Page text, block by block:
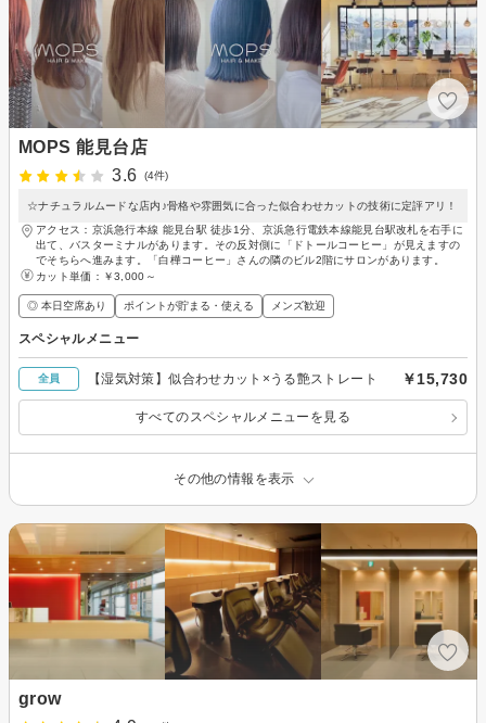
MOPS 能見台店
3.6
(4件)
☆ナチュラルムードな店内♪骨格や雰囲気に合った似合わせカットの技術に定評アリ！
アクセス：京浜急行本線 能見台駅 徒歩1分、京浜急行電鉄本線能見台駅改札を右手に
出て、バスターミナルがあります。その反対側に「ドトールコーヒー」が見えますの
でそちらへ進みます。「白樺コーヒー」さんの隣のビル2階にサロンがあります。
カット単価： ￥3,000～
◎ 本日空席あり ポイントが貯まる・使える メンズ歓迎
スペシャルメニュー
全員 【湿気対策】似合わせカット×うる艶ストレート ￥15,730
すべてのスペシャルメニューを見る
その他の情報を表示
grow